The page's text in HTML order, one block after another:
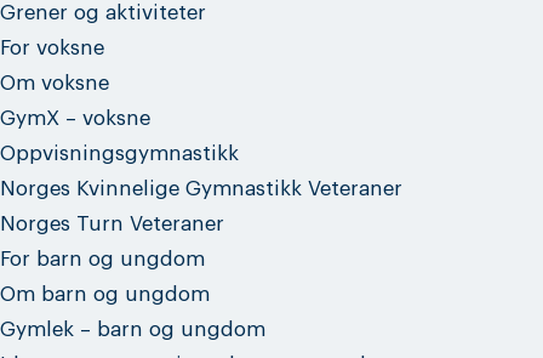
Grener og aktiviteter
For voksne
Om voksne
GymX – voksne
Oppvisningsgymnastikk
Norges Kvinnelige Gymnastikk Veteraner
Norges Turn Veteraner
For barn og ungdom
Om barn og ungdom
Gymlek – barn og ungdom